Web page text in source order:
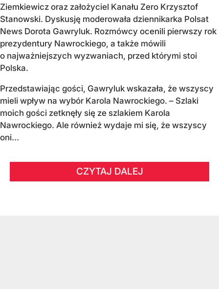
Ziemkiewicz oraz założyciel Kanału Zero Krzysztof
Stanowski. Dyskusję moderowała dziennikarka Polsat
News Dorota Gawryluk. Rozmówcy ocenili pierwszy rok
prezydentury Nawrockiego, a także mówili
o najważniejszych wyzwaniach, przed którymi stoi
Polska.
Przedstawiając gości, Gawryluk wskazała, że wszyscy
mieli wpływ na wybór Karola Nawrockiego. – Szlaki
moich gości zetknęły się ze szlakiem Karola
Nawrockiego. Ale również wydaje mi się, że wszyscy
oni...
CZYTAJ DALEJ